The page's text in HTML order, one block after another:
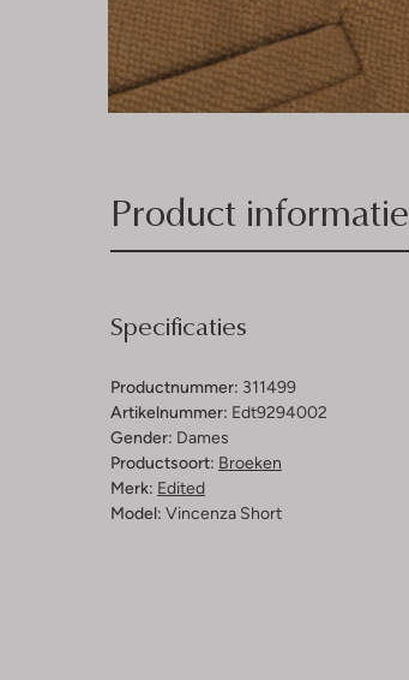
Product informatie
Specificaties
Productnummer: 311499
Artikelnummer: Edt9294002
Gender: Dames
Productsoort: Broeken
Merk: Edited
Model: Vincenza Short